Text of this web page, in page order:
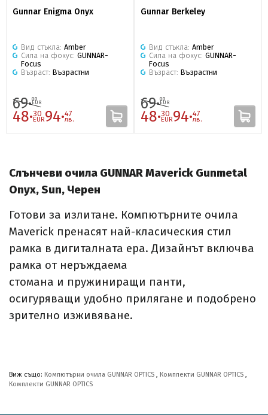
Gunnar Enigma Onyx
Вид стъкла: Amber
Сила на фокус: GUNNAR-
Focus
Възраст: Възрастни
69·00
EUR
48·30
EUR94·47
лв.
Gunnar Berkeley
Вид стъкла: Amber
Сила на фокус: GUNNAR-
Focus
Възраст: Възрастни
69·00
EUR
48·30
EUR94·47
лв.
Слънчеви очила GUNNAR Maverick Gunmetal
Onyx, Sun, Черен
Готови за излитане. Компютърните очила
Maverick пренасят най-класическия стил
рамка в дигиталната ера. Дизайнът включва
рамка от неръждаема
стомана и пружиниращи панти,
осигуряващи удобно прилягане и подобрено
зрително изживяване.
Виж също: Компютърни очила GUNNAR OPTICS Комплекти GUNNAR OPTICS
Комплекти GUNNAR OPTICS